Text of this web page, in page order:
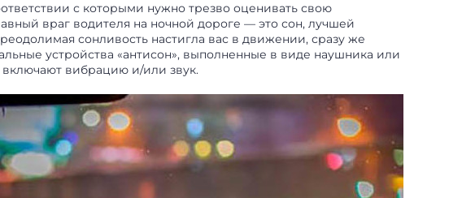
с которыми нужно трезво оценивать свою
враг водителя на ночной дороге — это сон, лучшей
сонливость настигла вас в движении, сразу же
устройства «антисон», выполненные в виде наушника или
вибрацию и/или звук.